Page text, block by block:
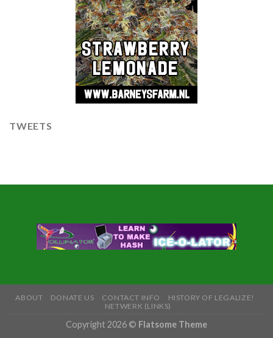
TWEETS
ABOUT DONATE US CONTACT INFO
HISTORY OF LEGALIZE!
NETWERK (LINKS)
Copyright 2026 © Flatsome Theme